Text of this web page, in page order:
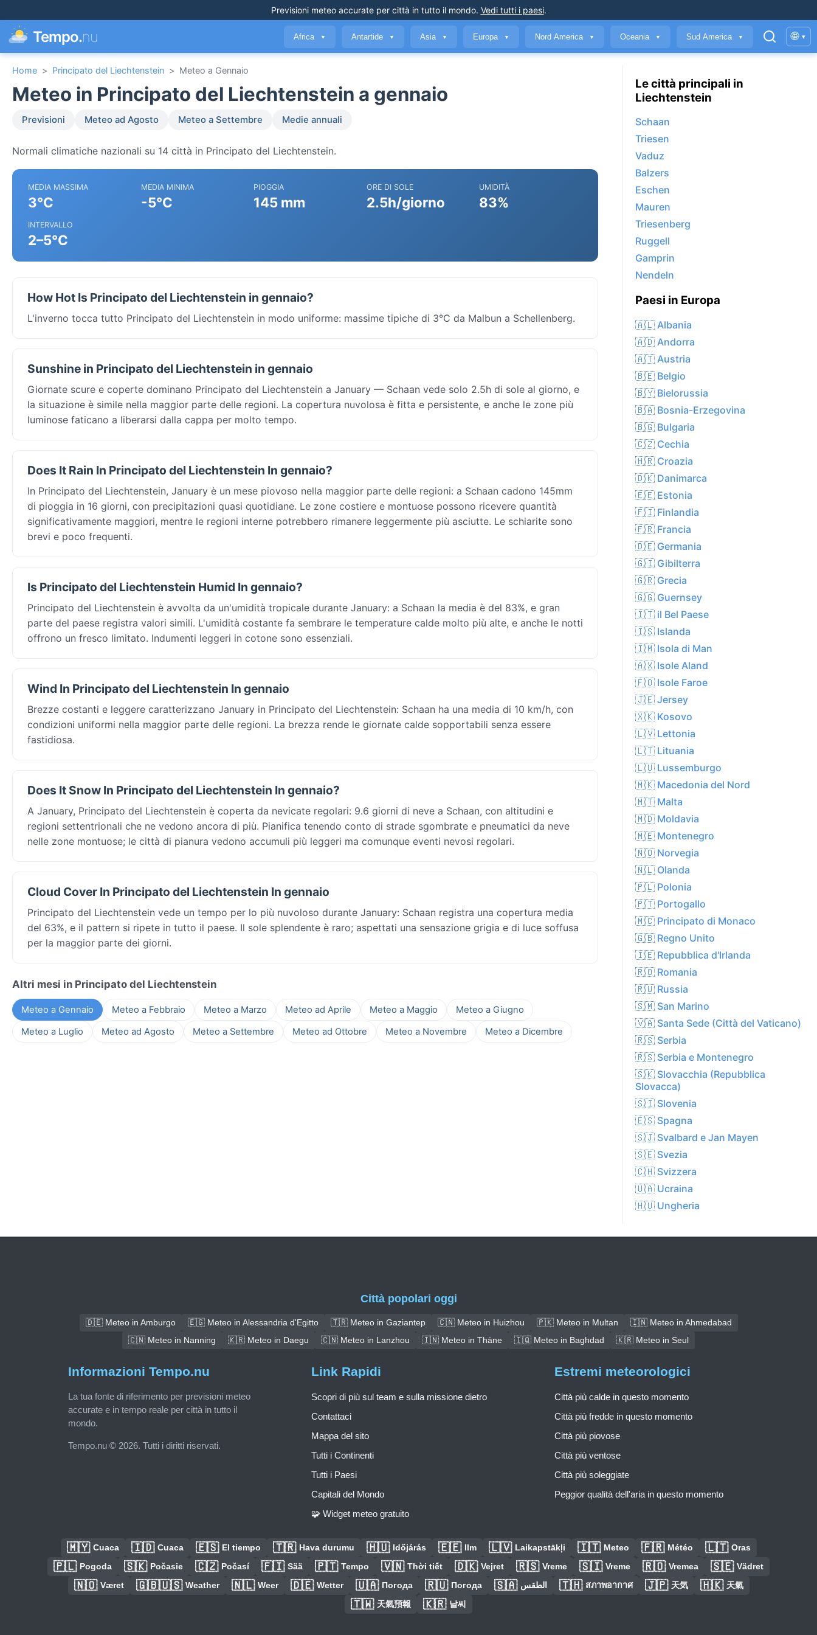
Previsioni meteo accurateper città in tutto il mondo. Vedi tutti i paesi.
Tempo.nu Africa ▼ Antartide ▼ Asia ▼ Europa ▼ Nord America ▼ Oceania ▼ Sud America ▼ 🌐 ▾
Home > Principato del Liechtenstein > Meteo a Gennaio
Meteo in Principato del Liechtenstein a gennaio
Previsioni Meteo ad Agosto Meteo a Settembre Medie annuali
Normali climatiche nazionali su 14 città in Principato del Liechtenstein.
MEDIA MASSIMA
3°C
MEDIA MINIMA
-5°C
PIOGGIA
145 mm
ORE DI SOLE
2.5h/giorno
UMIDITÀ
83%
INTERVALLO
2–5°C
How Hot Is Principato del Liechtenstein in gennaio?
L'inverno tocca tutto Principato del Liechtenstein in modo uniforme: massime tipiche di 3°C da Malbun a Schellenberg.
Sunshine in Principato del Liechtenstein in gennaio
Giornate scure e coperte dominano Principato del Liechtenstein a January — Schaan vede solo 2.5h di sole al giorno, e
la situazione è simile nella maggior parte delle regioni. La copertura nuvolosa è fitta e persistente, e anche le zone più
luminose faticano a liberarsi dalla cappa per molto tempo.
Does It Rain In Principato del Liechtenstein In gennaio?
In Principato del Liechtenstein, January è un mese piovoso nella maggior parte delle regioni: a Schaan cadono 145mm
di pioggia in 16 giorni, con precipitazioni quasi quotidiane. Le zone costiere e montuose possono ricevere quantità
significativamente maggiori, mentre le regioni interne potrebbero rimanere leggermente più asciutte. Le schiarite sono
brevi e poco frequenti.
Is Principato del Liechtenstein Humid In gennaio?
Principato del Liechtenstein è avvolta da un'umidità tropicale durante January: a Schaan la media è del 83%, e gran
parte del paese registra valori simili. L'umidità costante fa sembrare le temperature calde molto più alte, e anche le notti
offrono un fresco limitato. Indumenti leggeri in cotone sono essenziali.
Wind In Principato del Liechtenstein In gennaio
Brezze costanti e leggere caratterizzano January in Principato del Liechtenstein: Schaan ha una media di 10 km/h, con
condizioni uniformi nella maggior parte delle regioni. La brezza rende le giornate calde sopportabili senza essere
fastidiosa.
Does It Snow In Principato del Liechtenstein In gennaio?
A January, Principato del Liechtenstein è coperta da nevicate regolari: 9.6 giorni di neve a Schaan, con altitudini e
regioni settentrionali che ne vedono ancora di più. Pianifica tenendo conto di strade sgombrate e pneumatici da neve
nelle zone montuose; le città di pianura vedono accumuli più leggeri ma comunque eventi nevosi regolari.
Cloud Cover In Principato del Liechtenstein In gennaio
Principato del Liechtenstein vede un tempo per lo più nuvoloso durante January: Schaan registra una copertura media
del 63%, e il pattern si ripete in tutto il paese. Il sole splendente è raro; aspettati una sensazione grigia e di luce soffusa
per la maggior parte dei giorni.
Altri mesi in Principato del Liechtenstein
Meteo a Gennaio Meteo a Febbraio Meteo a Marzo Meteo ad Aprile Meteo a Maggio
Meteo a Giugno
Meteo a Luglio
Meteo ad Agosto Meteo a Settembre Meteo ad Ottobre Meteo a Novembre Meteo a Dicembre
Le città principali in
Liechtenstein
Schaan
Triesen
Vaduz
Balzers
Eschen
Mauren
Triesenberg
Ruggell
Gamprin
Nendeln
Paesi in Europa
🇦🇱 Albania
🇦🇩 Andorra
🇦🇹 Austria
🇧🇪 Belgio
🇧🇾 Bielorussia
🇧🇦 Bosnia-Erzegovina
🇧🇬 Bulgaria
🇨🇿 Cechia
🇭🇷 Croazia
🇩🇰 Danimarca
🇪🇪 Estonia
🇫🇮 Finlandia
🇫🇷 Francia
🇩🇪 Germania
🇬🇮 Gibilterra
🇬🇷 Grecia
🇬🇬 Guernsey
🇮🇹 il Bel Paese
🇮🇸 Islanda
🇮🇲 Isola di Man
🇦🇽 Isole Aland
🇫🇴 Isole Faroe
🇯🇪 Jersey
🇽🇰 Kosovo
🇱🇻 Lettonia
🇱🇹 Lituania
🇱🇺 Lussemburgo
🇲🇰 Macedonia del Nord
🇲🇹 Malta
🇲🇩 Moldavia
🇲🇪 Montenegro
🇳🇴 Norvegia
🇳🇱 Olanda
🇵🇱 Polonia
🇵🇹 Portogallo
🇲🇨 Principato di Monaco
🇬🇧 Regno Unito
🇮🇪 Repubblica d'Irlanda
🇷🇴 Romania
🇷🇺 Russia
🇸🇲 San Marino
🇻🇦 Santa Sede (Città del Vaticano)
🇷🇸 Serbia
🇷🇸 Serbia e Montenegro
🇸🇰 Slovacchia (Repubblica
Slovacca)
🇸🇮 Slovenia
🇪🇸 Spagna
🇸🇯 Svalbard e Jan Mayen
🇸🇪 Svezia
🇨🇭 Svizzera
🇺🇦 Ucraina
🇭🇺 Ungheria
Città popolari oggi
🇩🇪 Meteo in Amburgo 🇪🇬 Meteo in Alessandria d'Egitto 🇹🇷 Meteo in Gaziantep 🇨🇳 Meteo in Huizhou 🇵🇰 Meteo in Multan
🇮🇳 Meteo in Ahmedabad
🇨🇳 Meteo in Nanning
🇰🇷 Meteo in Daegu 🇨🇳 Meteo in Lanzhou 🇮🇳 Meteo in Thāne 🇮🇶 Meteo in Baghdad 🇰🇷 Meteo in Seul
Informazioni Tempo.nu
La tua fonte di riferimento per previsioni meteo
accurate e in tempo reale per città in tutto il
mondo.
Tempo.nu © 2026. Tutti i diritti riservati.
Link Rapidi
Scopri di più sul team e sulla missione dietro
Contattaci
Mappa del sito
Tutti i Continenti
Tutti i Paesi
Capitali del Mondo
🧩 Widget meteo gratuito
Estremi meteorologici
Città più calde in questo momento
Città più fredde in questo momento
Città più piovose
Città più ventose
Città più soleggiate
Peggior qualità dell'aria in questo momento
🇲🇾 Cuaca 🇮🇩 Cuaca 🇪🇸 El tiempo 🇹🇷 Hava durumu 🇭🇺 Időjárás 🇪🇪 Ilm 🇱🇻 Laikapstākļi 🇮🇹 Meteo 🇫🇷 Météo 🇱🇹 Oras
🇵🇱 Pogoda 🇸🇰 Počasie 🇨🇿 Počasí 🇫🇮 Sää 🇵🇹 Tempo 🇻🇳 Thời tiết 🇩🇰 Vejret 🇷🇸 Vreme 🇸🇮 Vreme 🇷🇴 Vremea 🇸🇪 Vädret
🇳🇴 Været 🇬🇧🇺🇸 Weather 🇳🇱 Weer 🇩🇪 Wetter 🇺🇦 Погода 🇷🇺 Погода 🇸🇦 الطقس 🇹🇭 สภาพอากาศ 🇯🇵 天気 🇭🇰 天氣
🇹🇼 天氣預報 🇰🇷 날씨